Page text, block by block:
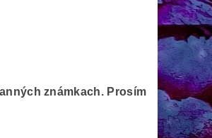
známkach. Prosím